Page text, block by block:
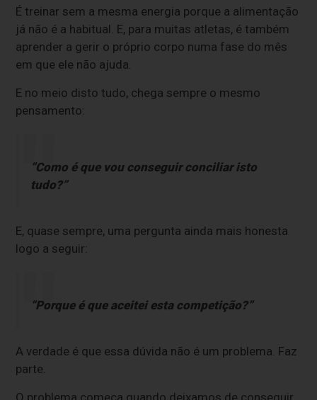
É treinar sem a mesma energia porque a alimentação
já não é a habitual. E, para muitas atletas, é também
aprender a gerir o próprio corpo numa fase do mês
em que ele não ajuda.
E no meio disto tudo, chega sempre o mesmo
pensamento:
“Como é que vou conseguir conciliar isto
tudo?”
E, quase sempre, uma pergunta ainda mais honesta
logo a seguir:
“Porque é que aceitei esta competição?”
A verdade é que essa dúvida não é um problema. Faz
parte.
O problema começa quando deixamos de conseguir